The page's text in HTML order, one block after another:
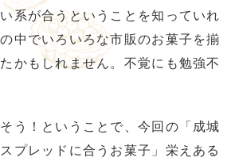
系が合うということを知っていれ
中でいろいろな市販のお菓子を揃
かもしれません。不覚にも勉強不
う！ということで、今回の「成城
プレッドに合うお菓子」栄えある